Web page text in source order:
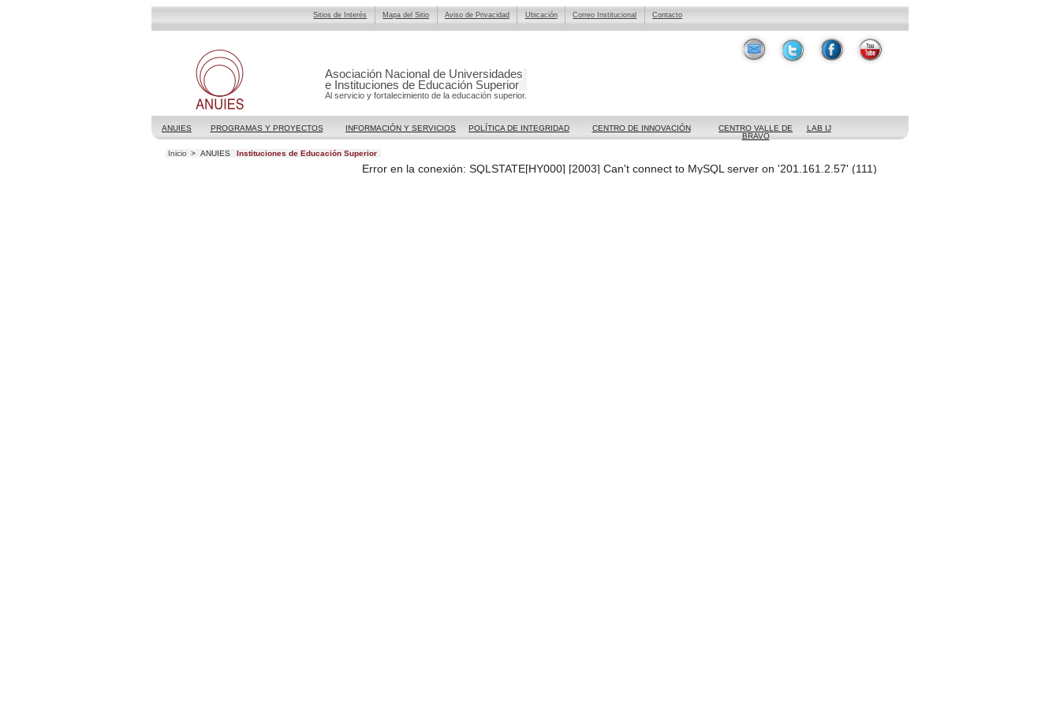
Asociación Nacional de Universidades
e Instituciones de Educación Superior
Al servicio y fortalecimiento de la educación superior.
ANUIES PROGRAMAS Y PROYECTOS INFORMACIÓN Y SERVICIOS POLÍTICA DE INTEGRIDAD CENTRO DE INNOVACIÓN
CENTRO VALLE DE
BRAVO
LAB IJ
Sitios de Interés Mapa del Sitio Aviso de Privacidad Ubicación Correo Institucional Contacto
Inicio > ANUIES Instituciones de Educación Superior
Error en la conexión: SQLSTATE[HY000] [2003] Can't connect to MySQL server on '201.161.2.57' (111)